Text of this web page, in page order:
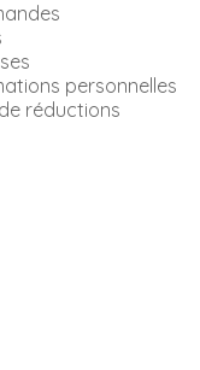
personnelles
réductions